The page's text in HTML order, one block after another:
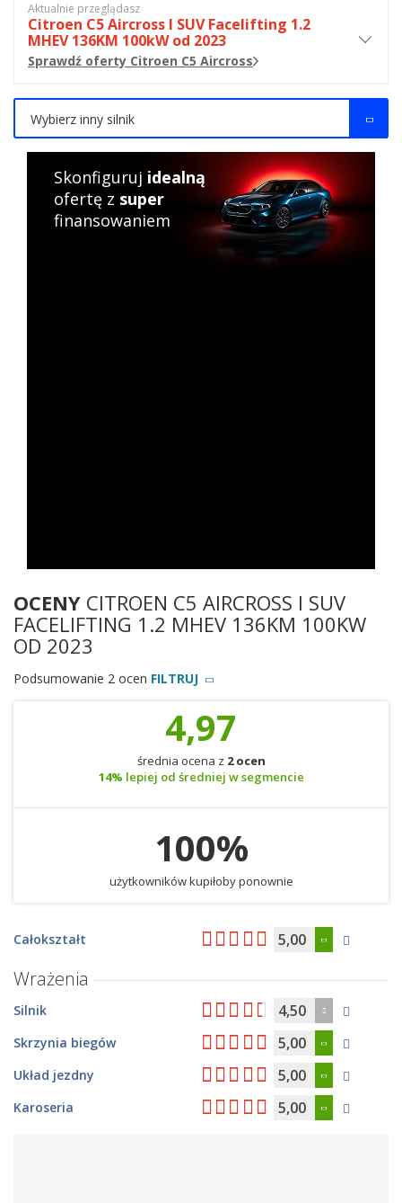
OCENY CITROEN C5 AIRCROSS I SUV
FACELIFTING 1.2 MHEV 136KM 100KW
OD 2023
Podsumowanie 2 ocen FILTRUJ
4,97
średnia ocena z 2 ocen
14% lepiej od średniej w segmencie
100%
użytkowników kupiłoby ponownie
Całokształt 5,00
Wrażenia
Silnik 4,50
Skrzynia biegów 5,00
Układ jezdny 5,00
Karoseria 5,00
Aktualnie przeglądasz
Citroen C5 Aircross I SUV Facelifting 1.2
MHEV 136KM 100kW od 2023
Sprawdź oferty Citroen C5 Aircross
Wybierz inny silnik
Skonfiguruj idealną
ofertę z super
finansowaniem